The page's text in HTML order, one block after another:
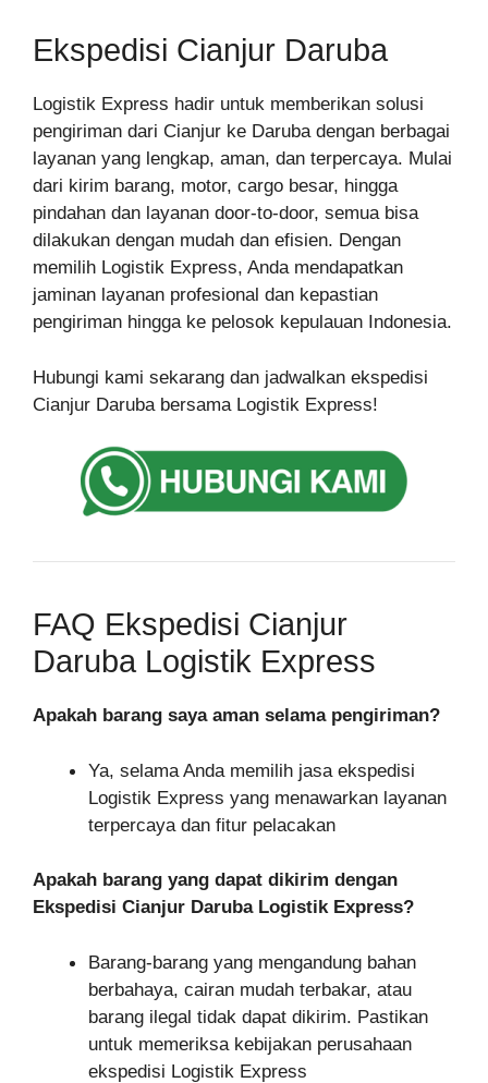
Ekspedisi Cianjur Daruba
Logistik Express hadir untuk memberikan solusi
pengiriman dari Cianjur ke Daruba dengan berbagai
layanan yang lengkap, aman, dan terpercaya. Mulai
dari kirim barang, motor, cargo besar, hingga
pindahan dan layanan door-to-door, semua bisa
dilakukan dengan mudah dan efisien. Dengan
memilih Logistik Express, Anda mendapatkan
jaminan layanan profesional dan kepastian
pengiriman hingga ke pelosok kepulauan Indonesia.
Hubungi kami sekarang dan jadwalkan ekspedisi
Cianjur Daruba bersama Logistik Express!
FAQ Ekspedisi Cianjur
Daruba Logistik Express
Apakah barang saya aman selama pengiriman?
Ya, selama Anda memilih jasa ekspedisi
Logistik Express yang menawarkan layanan
terpercaya dan fitur pelacakan
Apakah barang yang dapat dikirim dengan
Ekspedisi Cianjur Daruba Logistik Express?
Barang-barang yang mengandung bahan
berbahaya, cairan mudah terbakar, atau
barang ilegal tidak dapat dikirim. Pastikan
untuk memeriksa kebijakan perusahaan
ekspedisi Logistik Express